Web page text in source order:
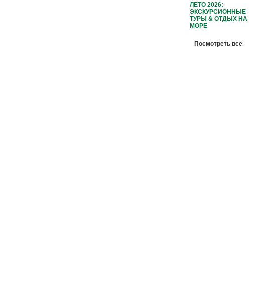
ЛЕТО 2026:
ЭКСКУРСИОННЫЕ
ТУРЫ & ОТДЫХ НА
МОРЕ
Посмотреть все